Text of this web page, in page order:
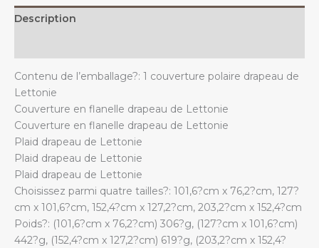
Description
Contenu de l’emballage?: 1 couverture polaire drapeau de
Lettonie
Couverture en flanelle drapeau de Lettonie
Couverture en flanelle drapeau de Lettonie
Plaid drapeau de Lettonie
Plaid drapeau de Lettonie
Plaid drapeau de Lettonie
Choisissez parmi quatre tailles?: 101,6?cm x 76,2?cm, 127?
cm x 101,6?cm, 152,4?cm x 127,2?cm, 203,2?cm x 152,4?cm
Poids?: (101,6?cm x 76,2?cm) 306?g, (127?cm x 101,6?cm)
442?g, (152,4?cm x 127,2?cm) 619?g, (203,2?cm x 152,4?